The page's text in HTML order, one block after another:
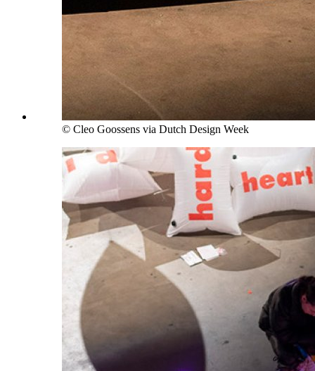
© Cleo Goossens via Dutch Design Week